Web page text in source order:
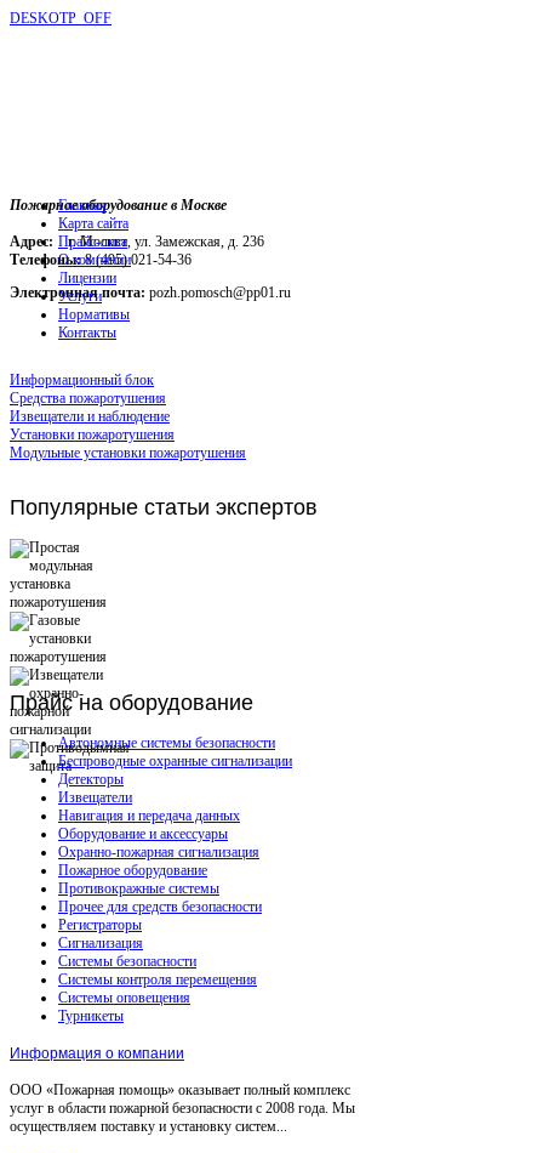
DESKOTP_OFF
Пожарное оборудование в Москве
Адрес: г. Москва, ул. Замежская, д. 236
Телефоны:8 (495) 021-54-36
Электронная почта: pozh.pomosch@pp01.ru
Главная
Карта сайта
Прайс-лист
О компании
Лицензии
Услуги
Нормативы
Контакты
Информационный блок
Средства пожаротушения
Извещатели и наблюдение
Установки пожаротушения
Модульные установки пожаротушения
Популярные статьи экспертов
Прайсна оборудование
Автономные системы безопасности
Беспроводные охранные сигнализации
Детекторы
Извещатели
Навигация и передача данных
Оборудование и аксессуары
Охранно-пожарная сигнализация
Пожарное оборудование
Противокражные системы
Прочее для средств безопасности
Регистраторы
Сигнализация
Системы безопасности
Системы контроля перемещения
Системы оповещения
Турникеты
Информация о компании
ООО «Пожарная помощь» оказывает полный комплекс
услуг в области пожарной безопасности с 2008 года. Мы
осуществляем поставку и установку систем...